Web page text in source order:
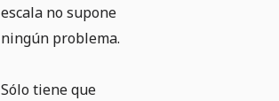
escala no supone
ningún problema.
Sólo tiene que